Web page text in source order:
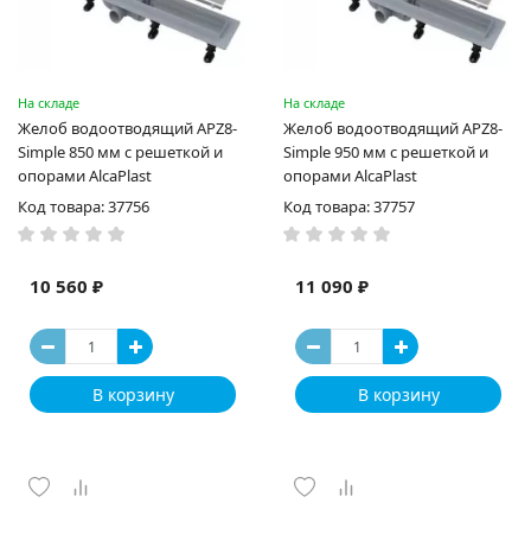
На складе
Желоб водоотводящий APZ8-
Simple 850 мм с решеткой и
опорами AlcaPlast
Код товара: 37756
10 560 ₽
В корзину
На складе
Желоб водоотводящий APZ8-
Simple 950 мм с решеткой и
опорами AlcaPlast
Код товара: 37757
11 090 ₽
В корзину